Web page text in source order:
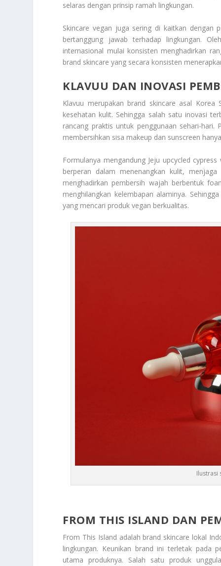
selaras dengan prinsip ramah lingkungan.
Skincare vegan juga sering di kaitkan dengan
bertanggung jawab terhadap lingkungan.
internasional mulai konsisten menghadirkan
brand skincare yang secara konsisten
KLAVUU DAN INOVASI
Klavuu merupakan brand skincare asal
kesehatan kulit. Sehingga salah satu inovasi
rancang praktis untuk penggunaan sehari-
membersihkan sisa makeup dan sunscreen
Formulanya mengandung Jeju upcycled
berperan dalam menenangkan kulit,
menghadirkan pembersih wajah berbentuk
menghilangkan kelembapan alaminya.
yang mencari produk vegan berkualitas.
Ilustrasi
FROM THIS ISLAND DAN
From This Island adalah brand skincare lokal
lingkungan. Keunikan brand ini terletak pada
utama produknya. Salah satu produk